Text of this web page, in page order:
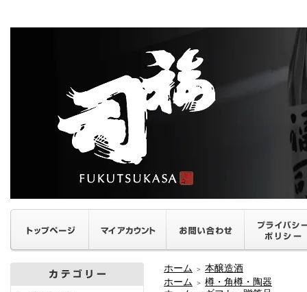
ホーム ＞ 本醸造酒
ホーム
＞ 樽・角樽・陶器